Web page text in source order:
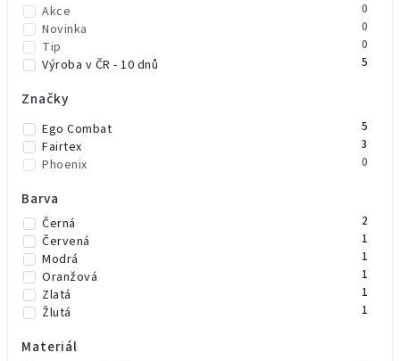
Akce 0
Novinka 0
Tip 0
Výroba v ČR - 10 dnů 5
Značky
Ego Combat 5
Fairtex 3
Phoenix 0
Barva
Černá 2
Červená 1
Modrá 1
Oranžová 1
Zlatá 1
Žlutá 1
Materiál